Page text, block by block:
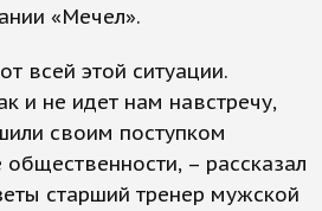
«Мечел».
всей этой ситуации.
и не идет нам навстречу,
своим поступком
– рассказал
старший тренер мужской